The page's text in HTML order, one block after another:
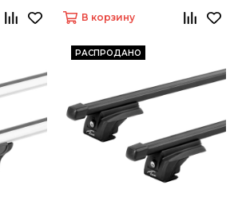
В корзину
РАСПРОДАНО